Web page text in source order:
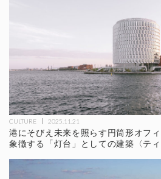
CULTURE 2025.11.21
港にそびえ未来を照らす円筒形オフ
象徴する「灯台」としての建築〈テ